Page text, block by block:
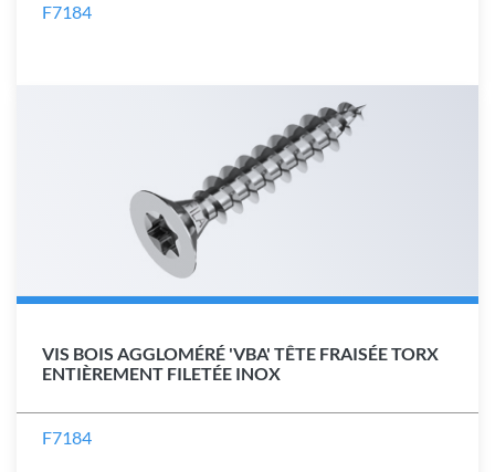
F7184
VIS BOIS AGGLOMÉRÉ 'VBA' TÊTE FRAISÉE TORX
ENTIÈREMENT FILETÉE INOX
F7184